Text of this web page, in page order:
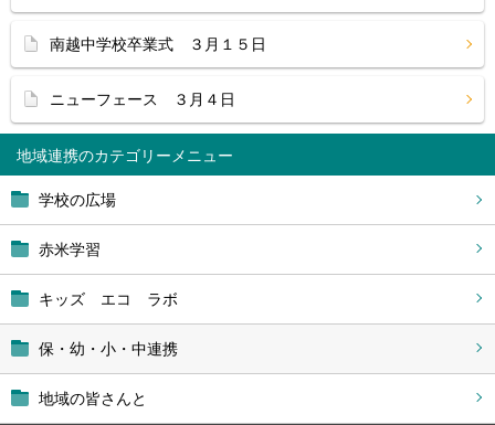
地域連携
学校の広場
赤米学習
キッズ エコ ラボ
保・幼・小・中連携
地域の皆さんと
南越中学校卒業式 ３月１５日
ニューフェース ３月４日